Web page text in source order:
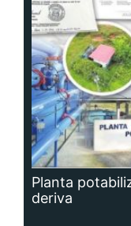
Planta
deriva